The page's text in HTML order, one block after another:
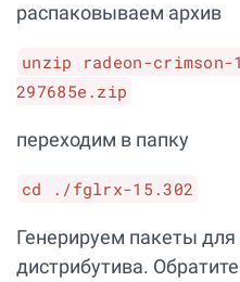
распаковываем архив
unzip radeon-crimson-
297685e.zip
переходим в папку
cd ./fglrx-15.302
Генерируем пакеты
дистрибутива.